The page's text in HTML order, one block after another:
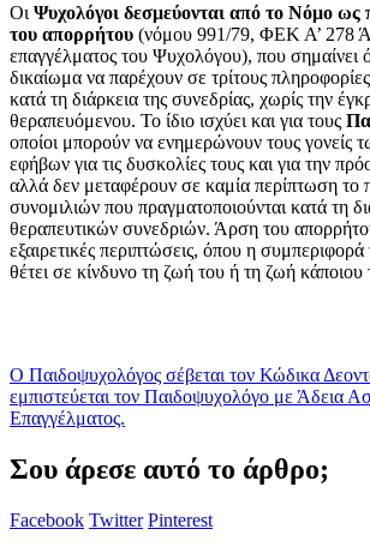
Οι Ψυχολόγοι δεσμεύονται από το Νόμο ως
του απορρήτου (νόμου 991/79, ΦΕΚ Α’ 278
επαγγέλματος του Ψυχολόγου), που σημαίνει
δικαίωμα να παρέχουν σε τρίτους
κατά τη διάρκεια της συνεδρίας, χωρίς την
θεραπευόμενου. Το ίδιο ισχύει και για τους
οποίοι μπορούν να ενημερώνουν τους γονείς
εφήβων για τις δυσκολίες τους και για την
αλλά δεν μεταφέρουν σε καμία περίπτωση το
συνομιλιών που πραγματοποιούνται κατά τη
θεραπευτικών συνεδριών. Άρση του
εξαιρετικές περιπτώσεις, όπου η
θέτει σε κίνδυνο τη ζωή του ή τη ζωή κάποιου
Ο Παιδοψυχολόγος σέβεται τον Κώδικα
εμπιστεύεται τον Παιδοψυχολόγο με Άδεια
Επαγγέλματος.
Σου άρεσε αυτό το άρθρο;
Facebook Twitter Pinterest